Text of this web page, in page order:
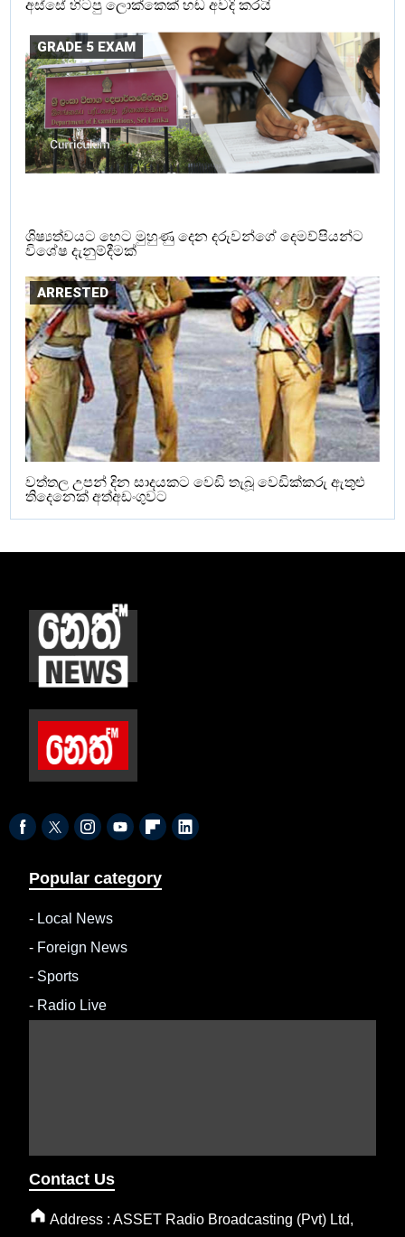
අස්සේ හිටපු ලොක්කෙක් හඬ අවදි කරයි
GRADE 5 EXAM
ශිෂ්‍යත්වයට හෙට මුහුණු දෙන දරුවන්ගේ දෙමව්පියන්ට
විශේෂ දැනුම්දීමක්
ARRESTED
වත්තල උපන් දින සාදයකට වෙඩි තැබූ වෙඩික්කරු ඇතුළු
තිදෙනෙක් අත්අඩංගුවට
Popular category
- Local News
- Foreign News
- Sports
- Radio Live
Contact Us
Address : ASSET Radio Broadcasting (Pvt) Ltd,